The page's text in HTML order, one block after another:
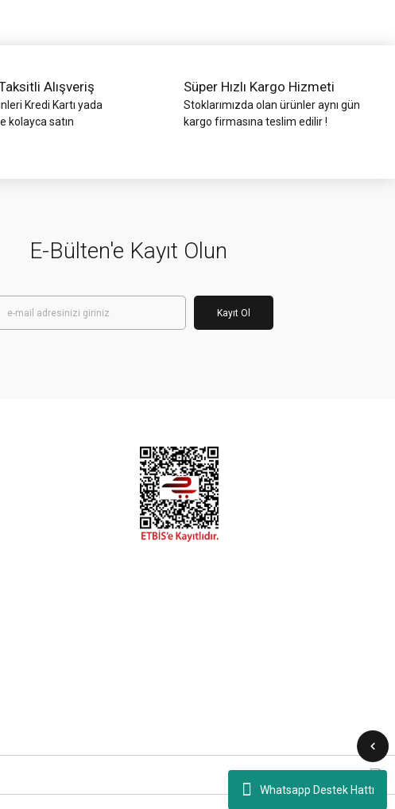
Whatsapp Destek Hattı
Alışveriş
Kredi Kartı yada
kolayca satın
Süper Hızlı Kargo Hizmeti
Stoklarımızda olan ürünler aynı gün
kargo firmasına teslim edilir !
E-Bülten'e Kayıt Olun
Kayıt Ol